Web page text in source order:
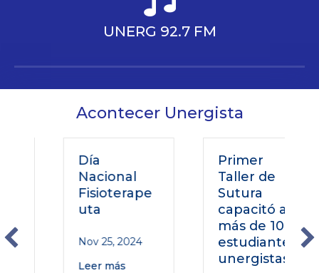
UNERG 92.7 FM
Acontecer Unergista
Día
Nacional
Fisioterape
uta
Nov 25, 2024
Leer más
Primer
Taller de
Sutura
capacitó a
más de 100
estudiantes
unergistas